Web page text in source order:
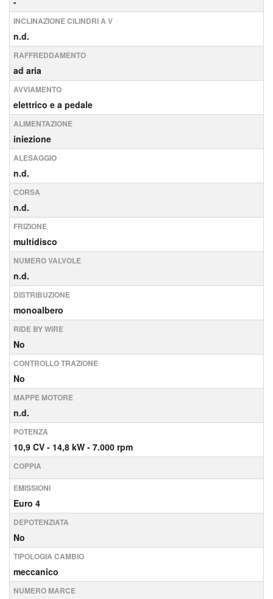
INCLINAZIONE CILINDRI A V
n.d.
RAFFREDDAMENTO
ad aria
AVVIAMENTO
elettrico e a pedale
ALIMENTAZIONE
iniezione
ALESAGGIO
n.d.
CORSA
n.d.
FRIZIONE
multidisco
NUMERO VALVOLE
n.d.
DISTRIBUZIONE
monoalbero
RIDE BY WIRE
No
CONTROLLO TRAZIONE
No
MAPPE MOTORE
n.d.
POTENZA
10,9 CV - 14,8 kW - 7.000 rpm
COPPIA
EMISSIONI
Euro 4
DEPOTENZIATA
No
TIPOLOGIA CAMBIO
meccanico
NUMERO MARCE